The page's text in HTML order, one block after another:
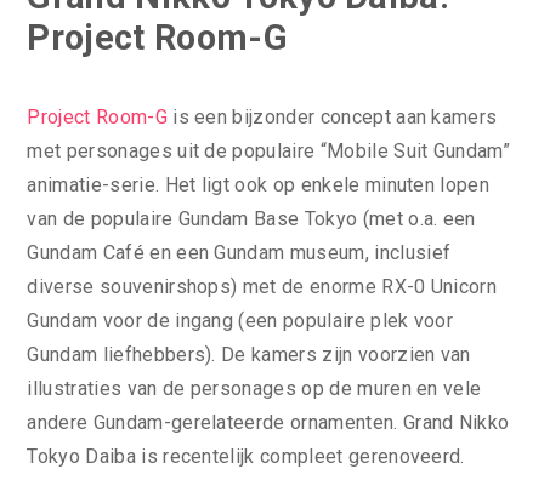
Project Room-G
Project Room-Gis een bijzonder concept aan kamers
met personages uit de populaire “Mobile Suit Gundam”
animatie-serie. Het ligt ook op enkele minuten lopen
van de populaire Gundam Base Tokyo (met o.a. een
Gundam Café en een Gundam museum, inclusief
diverse souvenirshops) met de enorme RX-0 Unicorn
Gundam voor de ingang (een populaire plek voor
Gundam liefhebbers). De kamers zijn voorzien van
illustraties van de personages op de muren en vele
andere Gundam-gerelateerde ornamenten. Grand Nikko
Tokyo Daiba is recentelijk compleet gerenoveerd.